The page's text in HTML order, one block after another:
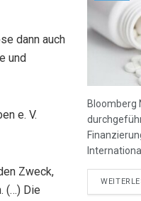
dann auch
und
e. V.
Zweck,
(…) Die
Bloomberg